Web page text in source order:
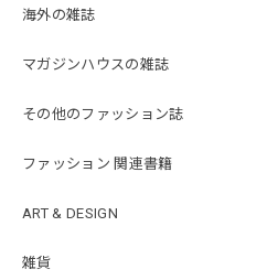
海外の雑誌
マガジンハウスの雑誌
その他のファッション誌
ファッション 関連書籍
ART & DESIGN
雑貨